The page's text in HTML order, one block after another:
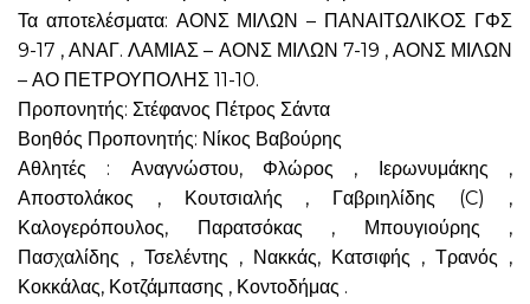
Τα αποτελέσματα: ΑΟΝΣ ΜΙΛΩΝ – ΠΑΝΑΙΤΩΛΙΚΟΣ ΓΦΣ
9-17 , ΑΝΑΓ. ΛΑΜΙΑΣ – ΑΟΝΣ ΜΙΛΩΝ 7-19 , ΑΟΝΣ ΜΙΛΩΝ
– ΑΟ ΠΕΤΡΟΥΠΟΛΗΣ 11-10.
Προπονητής: Στέφανος Πέτρος Σάντα
Βοηθός Προπονητής: Νίκος Βαβούρης
Αθλητές : Αναγνώστου, Φλώρος , Ιερωνυμάκης ,
Αποστολάκος , Κουτσιαλής , Γαβριηλίδης (C) ,
Καλογερόπουλος, Παρατσόκας , Μπουγιούρης ,
Πασχαλίδης , Τσελέντης , Νακκάς, Κατσιφής , Τρανός ,
Κοκκάλας, Κοτζάμπασης , Κοντοδήμας .